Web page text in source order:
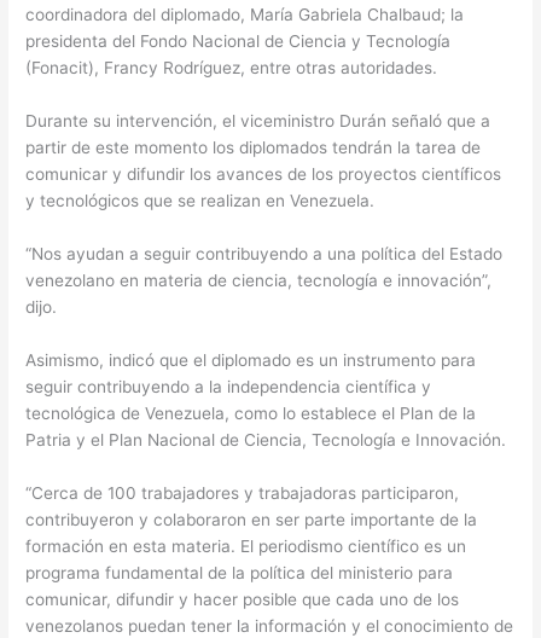
coordinadora del diplomado, María Gabriela Chalbaud; la
presidenta del Fondo Nacional de Ciencia y Tecnología
(Fonacit), Francy Rodríguez, entre otras autoridades.
Durante su intervención, el viceministro Durán señaló que a
partir de este momento los diplomados tendrán la tarea de
comunicar y difundir los avances de los proyectos científicos
y tecnológicos que se realizan en Venezuela.
“Nos ayudan a seguir contribuyendo a una política del Estado
venezolano en materia de ciencia, tecnología e innovación”,
dijo.
Asimismo, indicó que el diplomado es un instrumento para
seguir contribuyendo a la independencia científica y
tecnológica de Venezuela, como lo establece el Plan de la
Patria y el Plan Nacional de Ciencia, Tecnología e Innovación.
“Cerca de 100 trabajadores y trabajadoras participaron,
contribuyeron y colaboraron en ser parte importante de la
formación en esta materia. El periodismo científico es un
programa fundamental de la política del ministerio para
comunicar, difundir y hacer posible que cada uno de los
venezolanos puedan tener la información y el conocimiento de